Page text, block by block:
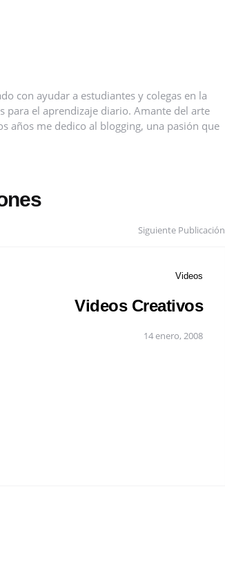
con ayudar a estudiantes y colegas en la
para el aprendizaje diario. Amante del arte
años me dedico al blogging, una pasión que
Siguiente Publicación
Videos
Videos Creativos
14 enero, 2008